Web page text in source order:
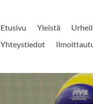
Etusivu Yleistä
Yhteystiedot